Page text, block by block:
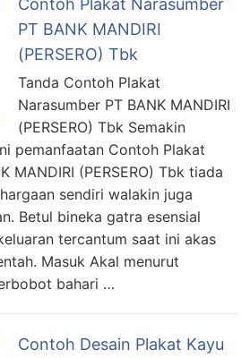
PT BANK MANDIRI
(PERSERO) Tbk
Tanda Contoh Plakat
Narasumber PT BANK MANDIRI
(PERSERO) Tbk Semakin
pemanfaatan Contoh Plakat
MANDIRI (PERSERO) Tbk tiada
sendiri walakin juga
Betul bineka gatra esensial
tercantum saat ini akas
Masuk Akal menurut
bahari …
Contoh Desain Plakat Kayu